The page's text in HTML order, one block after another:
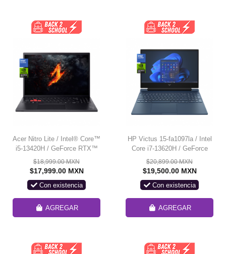
Acer Nitro Lite / Intel® Core™
i5-13420H / GeForce RTX™
4050 / 16 GB DDR5 / 512 GB
/ 16" / *Equipo outlet de
$18,999.00 MXN
$17,999.00 MXN
Con existencia
AGREGAR
HP Victus 15-fa1097la / Intel
Core i7-13620H / GeForce
RTX 4050 / 16 GB DDR4 / 1
TB / 15.6" / *Equipo outlet de
$20,899.00 MXN
$19,500.00 MXN
Con existencia
AGREGAR